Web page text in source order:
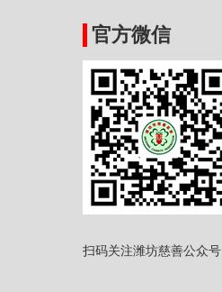
官方微信
扫码关注潍坊慈善公众号